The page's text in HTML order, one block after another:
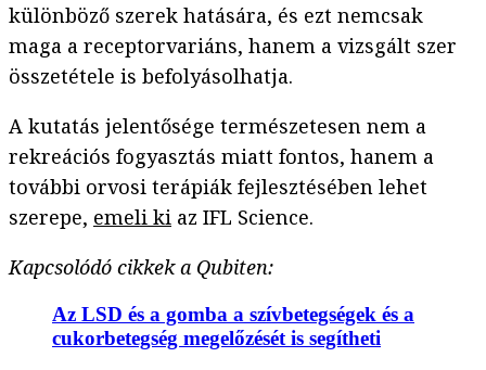
különböző szerek hatására, és ezt nemcsak
maga a receptorvariáns, hanem a vizsgált szer
összetétele is befolyásolhatja.
A kutatás jelentősége természetesen nem a
rekreációs fogyasztás miatt fontos, hanem a
további orvosi terápiák fejlesztésében lehet
szerepe, emeli ki az IFL Science.
Kapcsolódó cikkek a Qubiten:
Az LSD és a gomba a szívbetegségek és a
cukorbetegség megelőzését is segítheti